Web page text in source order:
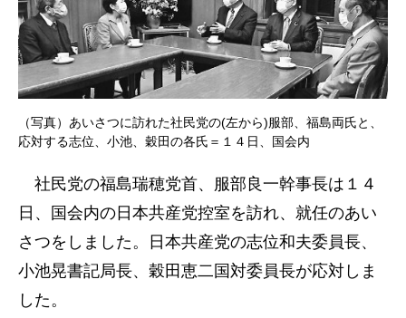
（写真）あいさつに訪れた社民党の(左から)服部、福島両氏と、
応対する志位、小池、穀田の各氏＝１４日、国会内
社民党の福島瑞穂党首、服部良一幹事長は１４
日、国会内の日本共産党控室を訪れ、就任のあい
さつをしました。日本共産党の志位和夫委員長、
小池晃書記局長、穀田恵二国対委員長が応対しま
した。